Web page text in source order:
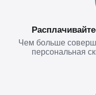
Чем больше
персональная